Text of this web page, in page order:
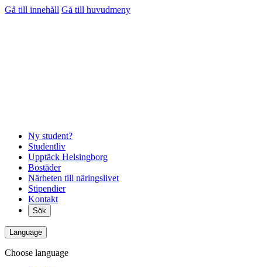
Gå till innehåll Gå till huvudmeny
Ny student?
Studentliv
Upptäck Helsingborg
Bostäder
Närheten till näringslivet
Stipendier
Kontakt
Sök
Language
Choose language